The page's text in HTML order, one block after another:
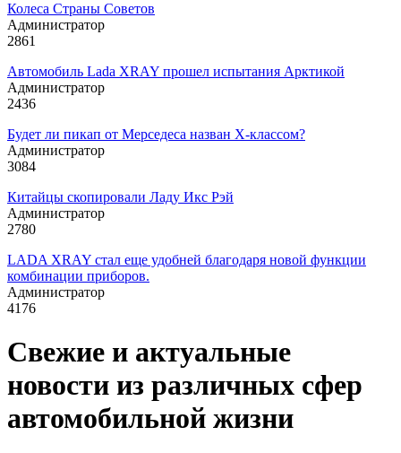
Колеса Страны Советов
Администратор
2861
Автомобиль Lada XRAY прошел испытания Арктикой
Администратор
2436
Будет ли пикап от Мерседеса назван X-классом?
Администратор
3084
Китайцы скопировали Ладу Икс Рэй
Администратор
2780
LADA XRAY стал еще удобней благодаря новой функции
комбинации приборов.
Администратор
4176
Свежие и актуальные
новости из различных сфер
автомобильной жизни